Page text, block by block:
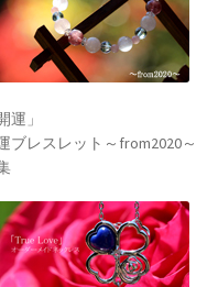
運」
ブレスレット～from2020～